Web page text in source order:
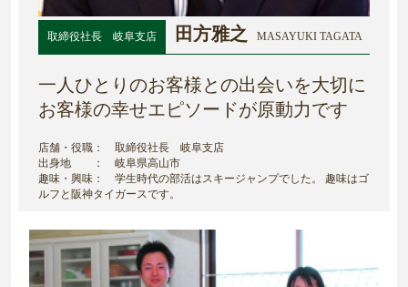
取締役社長 岐阜支店 田方雅之 MASAYUKI TAGATA
一人ひとりのお客様との出会いを大切に
お客様の幸せエピソードが原動力です
店舗・役職： 取締役社長 岐阜支店
出身地 ： 岐阜県高山市
趣味・興味： 学生時代の部活はスキージャンプでした。 趣味はゴ
ルフと阪神タイガースです。